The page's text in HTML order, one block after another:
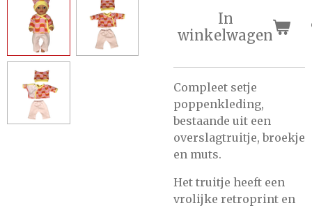
In
winkelwagen
Compleet setje
poppenkleding,
bestaande uit een
overslagtruitje, broekje
en muts.
Het truitje heeft een
vrolijke retroprint en